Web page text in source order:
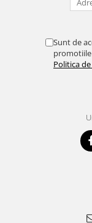
Sunt de
Politica